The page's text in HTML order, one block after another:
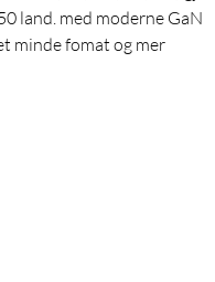
land. med moderne GaN
minde fomat og mer